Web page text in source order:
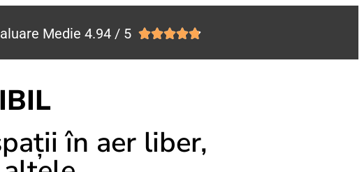
Medie 4.94 / 5 
în aer liber,